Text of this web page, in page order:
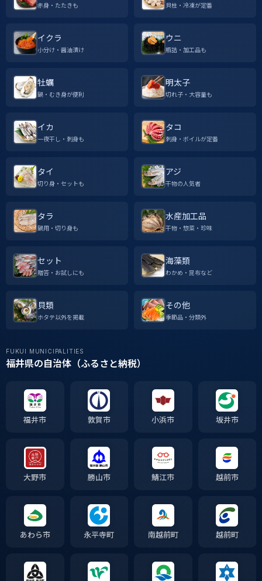
赤身・たたきも 貝柱・冷凍が定番
イクラ
小分け・醤油漬け
ウニ
瓶詰・加工品も
牡蠣
鍋・むき身が便利
明太子
切れ子・大容量も
イカ
一夜干し・刺身も
タコ
刺身・ボイルが定番
タイ
切り身・セットも
アジ
干物の人気者
タラ
鍋用・切り身も
水産加工品
干物・惣菜・珍味
セット
贈答・お試しにも
海藻類
わかめ・昆布など
貝類
ホタテ以外を掲載
その他
季節品・分類外
FUKUI MUNICIPALITIES
福井県の自治体（ふるさと納税）
福井市 敦賀市 小浜市 坂井市
大野市 勝山市 鯖江市 越前市
あわら市 永平寺町 南越前町 越前町